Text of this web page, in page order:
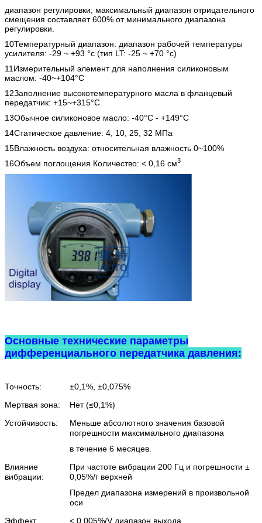
диапазон регулировки; максимальный диапазон отрицательного
смещения составляет 600% от минимального диапазона
регулировки.
10Температурный диапазон: диапазон рабочей температуры
усилителя: -29 ~ +93 °c (тип LT: -25 ~ +70 °c)
11Измерительный элемент для наполнения силиконовым
маслом: -40~+104°C
12Заполнение высокотемпературного масла в фланцевый
передатчик: +15~+315°C
13Обычное силиконовое масло: -40°C - +149°C
14Статическое давление: 4, 10, 25, 32 МПа
15Влажность воздуха: относительная влажность 0~100%
16Объем поглощения Количество: < 0,16 см3
Основные технические параметры
дифференциального передатчика давления:
Точность:
±0,1%, ±0,075%
Мертвая зона:
Нет (≤0,1%)
Устойчивость:
Меньше абсолютного значения базовой
погрешности максимального диапазона
в течение 6 месяцев.
Влияние
вибрации:
При частоте вибрации 200 Гц и погрешности ±
0,05%/г верхней
Предел диапазона измерений в произвольной
оси
Эффект
< 0,005%/V диапазон выхода